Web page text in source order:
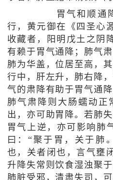
胃气和顺通降
行，黄元御在《四圣心
收藏者，阳明戊土之阴
有赖于胃气通降；肺气
肺为华盖，位居至高，
行中，肝左升，肺右降
气的肃降有助于胃气通
肺气肃降则大肠蠕动正
出，亦可助胃降。若肺
胃气上逆，亦可影响肺
曰：“聚于胃，关于肺
也，关者闭也，言气壅
升降失常则饮食湿浊聚
肺脏受邪，清肃失司，